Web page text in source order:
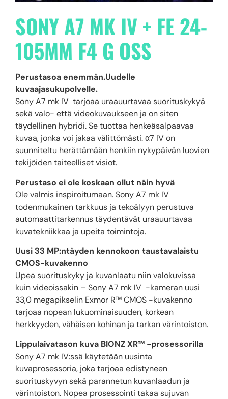
SONY A7 MK IV + FE 24-
105MM F4 G OSS
Perustasoa enemmän.Uudelle
kuvaajasukupolvelle.
Sony A7 mk IV tarjoaa uraauurtavaa suorituskykyä
sekä valo- että videokuvaukseen ja on siten
täydellinen hybridi. Se tuottaa henkeäsalpaavaa
kuvaa, jonka voi jakaa välittömästi. α7 IV on
suunniteltu herättämään henkiin nykypäivän luovien
tekijöiden taiteelliset visiot.
Perustaso ei ole koskaan ollut näin hyvä
Ole valmis inspiroitumaan. Sony A7 mk IV
todenmukainen tarkkuus ja tekoälyyn perustuva
automaattitarkennus täydentävät uraauurtavaa
kuvatekniikkaa ja upeita toimintoja.
Uusi 33 MP:ntäyden kennokoon taustavalaistu
CMOS-kuvakenno
Upea suorituskyky ja kuvanlaatu niin valokuvissa
kuin videoissakin – Sony A7 mk IV -kameran uusi
33,0 megapikselin Exmor R™ CMOS -kuvakenno
tarjoaa nopean lukuominaisuuden, korkean
herkkyyden, vähäisen kohinan ja tarkan värintoiston.
Lippulaivatason kuva BIONZ XR™ -prosessorilla
Sony A7 mk IV:ssä käytetään uusinta
kuvaprosessoria, joka tarjoaa edistyneen
suorituskyvyn sekä parannetun kuvanlaadun ja
värintoiston. Nopea prosessointi takaa sujuvan